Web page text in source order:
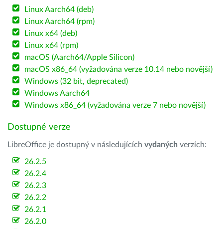
Linux Aarch64 (deb)
Linux Aarch64 (rpm)
Linux x64 (deb)
Linux x64 (rpm)
macOS (Aarch64/Apple Silicon)
macOS x86_64 (vyžadována verze 10.14 nebo novější)
Windows (32 bit, deprecated)
Windows Aarch64
Windows x86_64 (vyžadována verze 7 nebo novější)
Dostupné verze
LibreOffice je dostupný v následujících vydaných verzích:
26.2.5
26.2.4
26.2.3
26.2.2
26.2.1
26.2.0